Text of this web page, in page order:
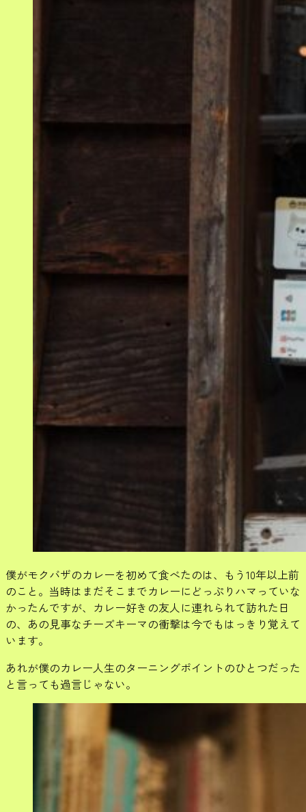
僕がモクバザのカレーを初めて食べたのは、もう10年以上前
のこと。当時はまだそこまでカレーにどっぷりハマっていな
かったんですが、カレー好きの友人に連れられて訪れた日
の、あの見事なチーズキーマの衝撃は今でもはっきり覚えて
います。
あれが僕のカレー人生のターニングポイントのひとつだった
と言っても過言じゃない。